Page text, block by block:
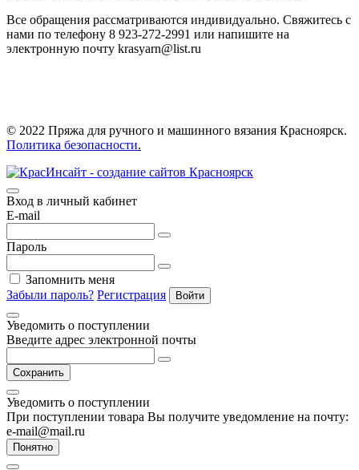
Все обращения рассматриваются индивидуально. Cвяжитесь с
нами по телефону 8 923-272-2991 или напишите на
электронную почту krasyarn@list.ru
© 2022 Пряжа для ручного и машинного вязания Красноярск.
Политика безопасности.
Вход в личный кабинет
E-mail
Пароль
Запомнить меня
Забыли пароль? Регистрация Войти
Уведомить о поступлении
Введите адрес электронной почты
Сохранить
Уведомить о поступлении
При поступлении товара Вы получите уведомление на почту:
e-mail@mail.ru
Понятно